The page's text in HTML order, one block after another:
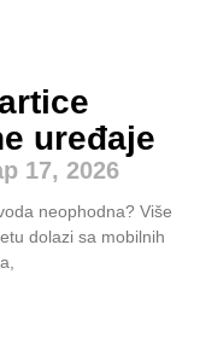
uređaje
17, 2026
neophodna? Više
dolazi sa mobilnih